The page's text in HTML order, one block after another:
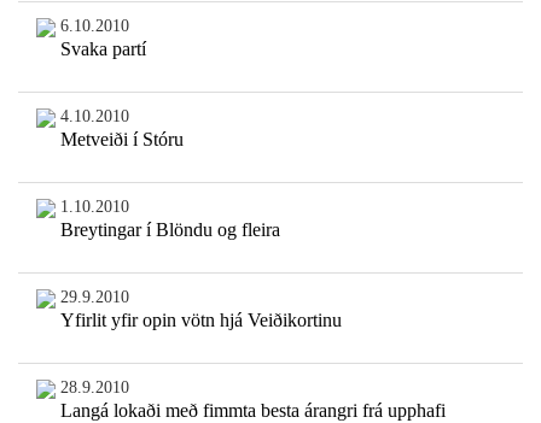
6.10.2010
Svaka partí
4.10.2010
Metveiði í Stóru
1.10.2010
Breytingar í Blöndu og fleira
29.9.2010
Yfirlit yfir opin vötn hjá Veiðikortinu
28.9.2010
Langá lokaði með fimmta besta árangri frá upphafi